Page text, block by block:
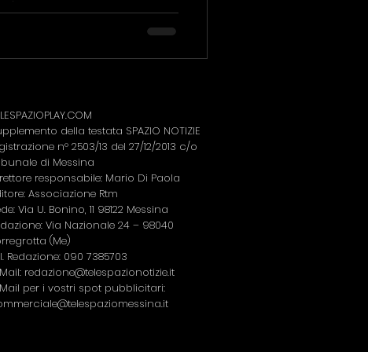
della testata SPAZIO NOTIZIE
n° 2503/13 del 27/12/2013 c/o
di Messina
responsabile: Mario Di Paola
Associazione Rtm
Via U. Bonino, 11 98122 Messina
Via Nazionale 24 – 98040
(Me)
Redazione: 090 7385703
redazione@telespazionotizie.it
per i vostri spot pubblicitari: